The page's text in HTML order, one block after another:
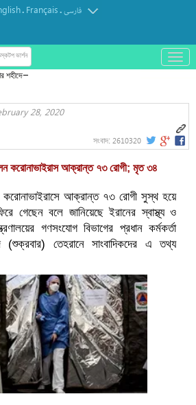
. Français.فارسی
ভার্শন
باز
و
کردن
শহীদের সংখ্যা বেড়ে ৭৩ হাজার ৩৮৪
28, 2020
সংবাদ: 2610320
করোনাভাইরাস আক্রান্ত ৭৩ রোগী; মৃত ৩৪
করোনাভাইরাসে আক্রান্ত ৭৩ রোগী সুস্থ হয়ে
গেছেন বলে জানিয়েছে ইরানের স্বাস্থ্য ও
গণসংযোগ বিভাগের প্রধান কর্মকর্তা
তেহরানে সাংবাদিকদের এ তথ্য